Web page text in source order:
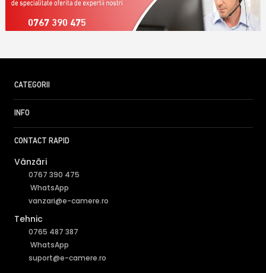
0767 390 475
CATEGORII
INFO
CONTACT RAPID
Vânzări
0767 390 475
WhatsApp
vanzari@e-camere.ro
Tehnic
0765 487 387
WhatsApp
suport@e-camere.ro